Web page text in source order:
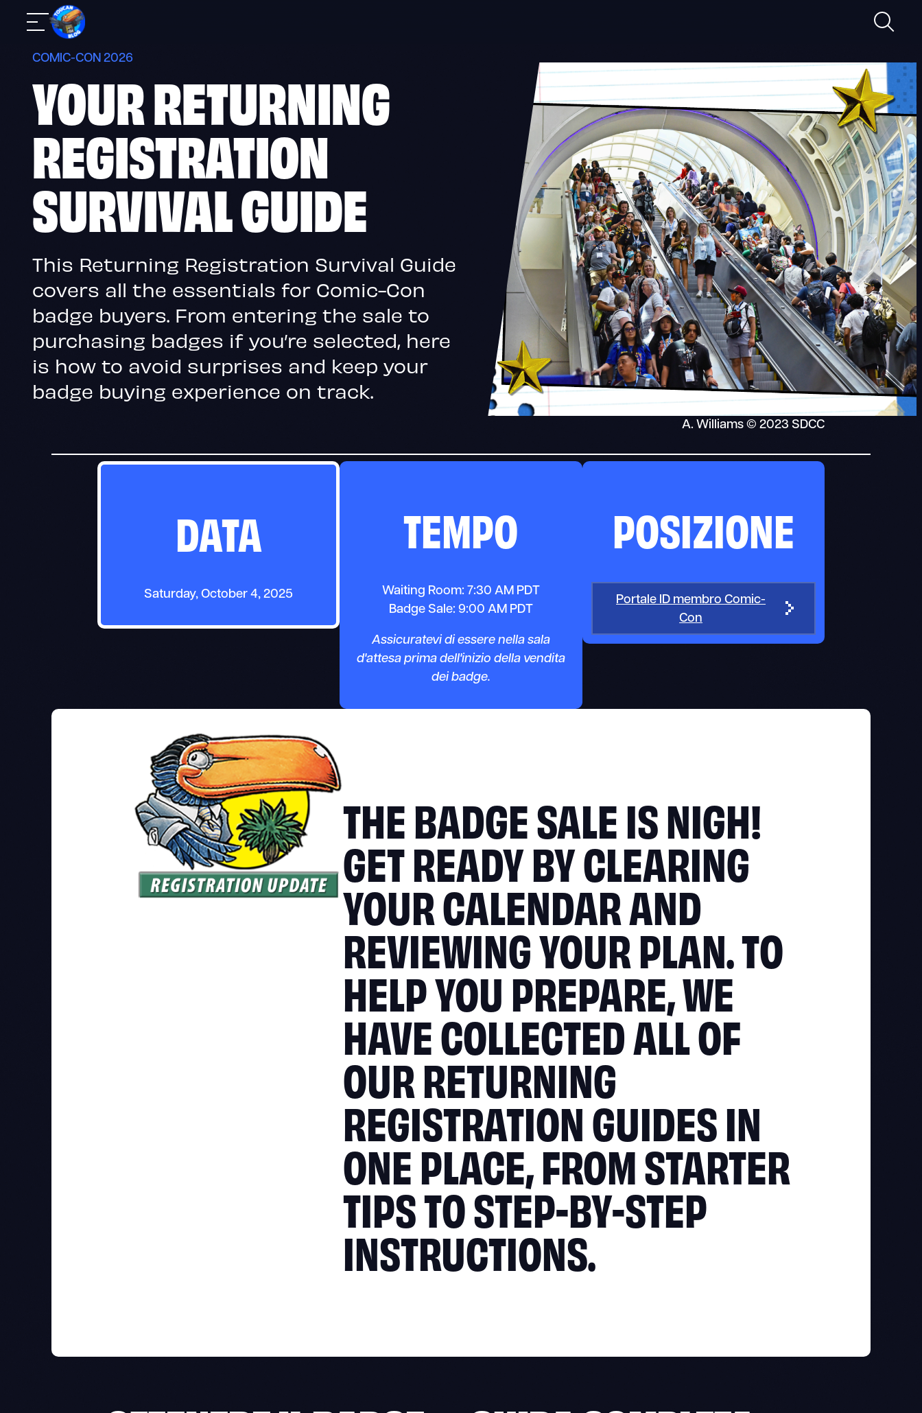
Skip
content
Navigazione
Ricerca
COMIC-CON 2026
YOUR RETURNING
REGISTRATION
SURVIVAL GUIDE
This Returning Registration Survival Guide
covers all the essentials for Comic-Con
badge buyers. From entering the sale to
purchasing badges if you’re selected, here
is how to avoid surprises and keep your
badge buying experience on track.
A. Williams © 2023 SDCC
DATA
Saturday, October 4, 2025
TEMPO
Waiting Room: 7:30 AM PDT
Badge Sale: 9:00 AM PDT
Assicuratevi di essere nella sala
d'attesa prima dell'inizio della vendita
dei badge.
POSIZIONE
Portale ID membro Comic-
Con
THE BADGE SALE IS NIGH!
GET READY BY CLEARING
YOUR CALENDAR AND
REVIEWING YOUR PLAN. TO
HELP YOU PREPARE, WE
HAVE COLLECTED ALL OF
OUR RETURNING
REGISTRATION GUIDES IN
ONE PLACE, FROM STARTER
TIPS TO STEP-BY-STEP
INSTRUCTIONS.